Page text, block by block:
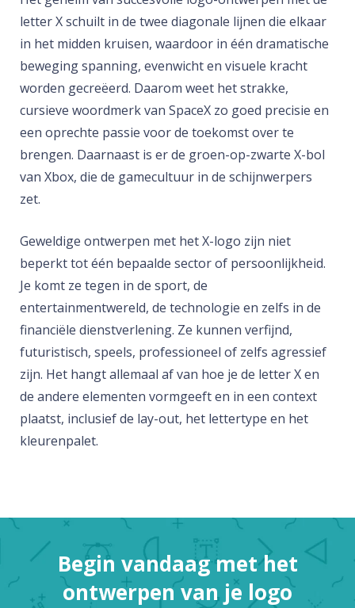
letter X schuilt in de twee diagonale lijnen die elkaar
in het midden kruisen, waardoor in één dramatische
beweging spanning, evenwicht en visuele kracht
worden gecreëerd. Daarom weet het strakke,
cursieve woordmerk van SpaceX zo goed precisie en
een oprechte passie voor de toekomst over te
brengen. Daarnaast is er de groen-op-zwarte X-bol
van Xbox, die de gamecultuur in de schijnwerpers
zet.
Geweldige ontwerpen met het X-logo zijn niet
beperkt tot één bepaalde sector of persoonlijkheid.
Je komt ze tegen in de sport, de
entertainmentwereld, de technologie en zelfs in de
financiële dienstverlening. Ze kunnen verfijnd,
futuristisch, speels, professioneel of zelfs agressief
zijn. Het hangt allemaal af van hoe je de letter X en
de andere elementen vormgeeft en in een context
plaatst, inclusief de lay-out, het lettertype en het
kleurenpalet.
Begin vandaag met het
ontwerpen van je logo